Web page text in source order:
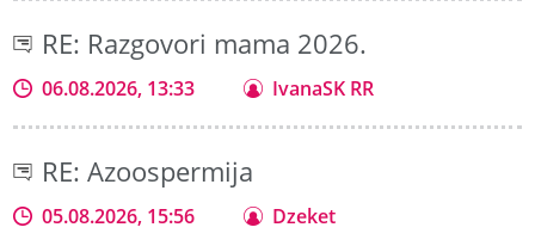
RE: Razgovori mama 2026.
06.08.2026, 13:33 IvanaSK RR
RE: Azoospermija
05.08.2026, 15:56 Dzeket